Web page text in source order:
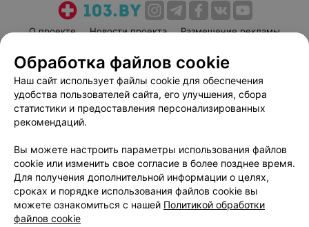
О проекте Новости проекта
Размещение рекламы
Пользовательское соглашение
Способы оплаты
Вакансии
Партнеры
Написать руководителю 103.by
Персональные настройки cookie
Обработка персональных данных
Обработка файлов cookie
Наш сайт использует файлы cookie для обеспечения
удобства пользователей сайта, его улучшения, сбора
статистики и предоставления персонализированных
рекомендаций.
Вы можете настроить параметры использования файлов
cookie или изменить свое согласие в более позднее время.
Для получения дополнительной информации о целях,
сроках и порядке использования файлов cookie вы
можете ознакомиться с нашей Политикой обработки
файлов cookie